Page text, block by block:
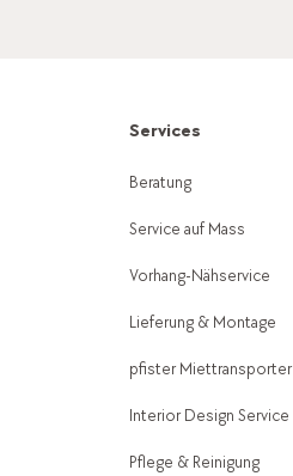
Services
Beratung
Service auf Mass
Vorhang-Nähservice
Lieferung & Montage
pfister Miettransporter
Interior Design Service
Pflege & Reinigung